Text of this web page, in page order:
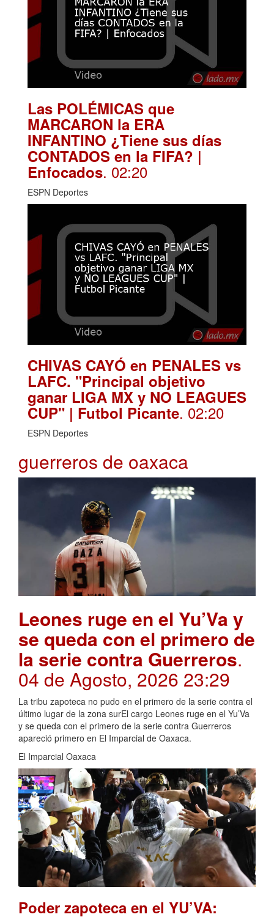
Las POLÉMICAS que
MARCARON la ERA
INFANTINO ¿Tiene sus días
CONTADOS en la FIFA? |
Enfocados. 02:20
ESPN Deportes
CHIVAS CAYÓ en PENALES vs
LAFC. "Principal objetivo
ganar LIGA MX y NO LEAGUES
CUP" | Futbol Picante. 02:20
ESPN Deportes
guerreros de oaxaca
Leones ruge en el Yu’Va y
se queda con el primero de
la serie contra Guerreros.
04 de Agosto, 2026 23:29
La tribu zapoteca no pudo en el primero de la serie contra el
último lugar de la zona surEl cargo Leones ruge en el Yu’Va
y se queda con el primero de la serie contra Guerreros
apareció primero en El Imparcial de Oaxaca.
El Imparcial Oaxaca
Poder zapoteca en el YU’VA: